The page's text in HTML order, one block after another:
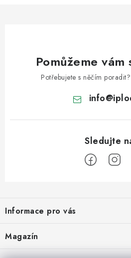
Pomůžeme vám
Potřebujete s něčím
info@
p
a
t
Informace pro vás
Doprava a platba
Velkoobchod
Magazín
Kombucha – osvěžující nápoj pro